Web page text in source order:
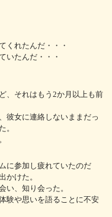
くれたんだ・・・
いたんだ・・・
、それはもう2か月以上も前
彼女に連絡しないままだっ
。
に参加し疲れていたのだ
かけた。
い、知り会った。
験や思いを語ることに不安